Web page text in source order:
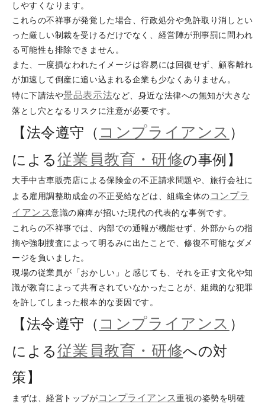
しやすくなります。
これらの不祥事が発覚した場合、行政処分や免許取り消しとい
った厳しい制裁を受けるだけでなく、経営陣が刑事罰に問われ
る可能性も排除できません。
また、一度損なわれたイメージは容易には回復せず、顧客離れ
が加速して倒産に追い込まれる企業も少なくありません。
特に下請法や景品表示法など、身近な法律への無知が大きな
落とし穴となるリスクに注意が必要です。
【法令遵守（ コンプライアンス ）
による従業員教育・研修の事例】
大手中古車販売店による保険金の不正請求問題や、旅行会社に
よる雇用調整助成金の不正受給などは、組織全体のコンプラ
イアンス意識の麻痺が招いた現代の代表的な事例です。
これらの不祥事では、内部での通報が機能せず、外部からの指
摘や強制捜査によって明るみに出たことで、修復不可能なダメ
ージを負いました。
現場の従業員が「おかしい」と感じても、それを正す文化や知
識が教育によって共有されていなかったことが、組織的な犯罪
を許してしまった根本的な要因です。
【法令遵守（ コンプライアンス ）
による従業員教育・研修への対
策】
まずは、経営トップがコンプライアンス重視の姿勢を明確